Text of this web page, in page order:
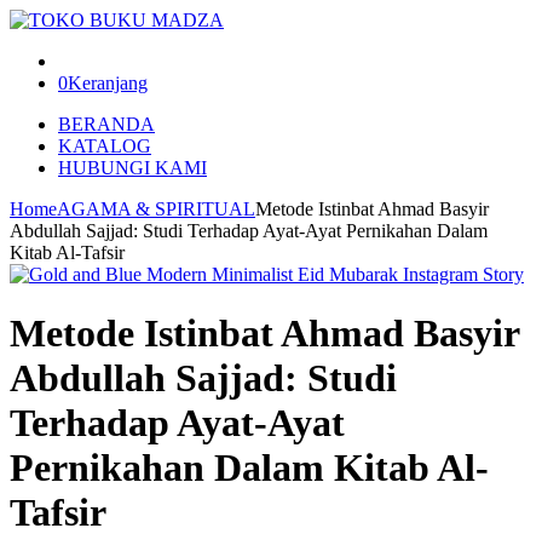
0Keranjang
BERANDA
KATALOG
HUBUNGI KAMI
HomeAGAMA & SPIRITUALMetode Istinbat Ahmad Basyir
Abdullah Sajjad: Studi Terhadap Ayat-Ayat Pernikahan Dalam
Kitab Al-Tafsir
Metode Istinbat Ahmad Basyir
Abdullah Sajjad: Studi
Terhadap Ayat-Ayat
Pernikahan Dalam Kitab Al-
Tafsir